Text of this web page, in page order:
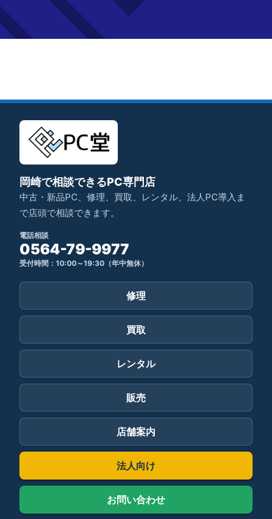
岡崎で相談できるPC専門店
中古・新品PC、修理、買取、レンタル、法人PC導入ま
で店頭で相談できます。
電話相談
0564-79-9977
受付時間：10:00～19:30（年中無休）
修理
買取
レンタル
販売
店舗案内
法人向け
お問い合わせ